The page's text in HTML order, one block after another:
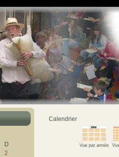
D
2
Calendrier
Vue par année